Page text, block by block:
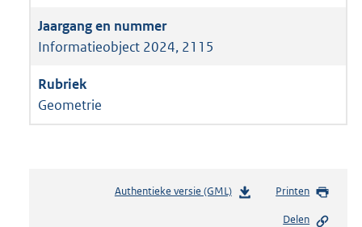
Informatieobject 2024, 2115
Geometrie
Authentieke versie (GML)b
Printen
Delen